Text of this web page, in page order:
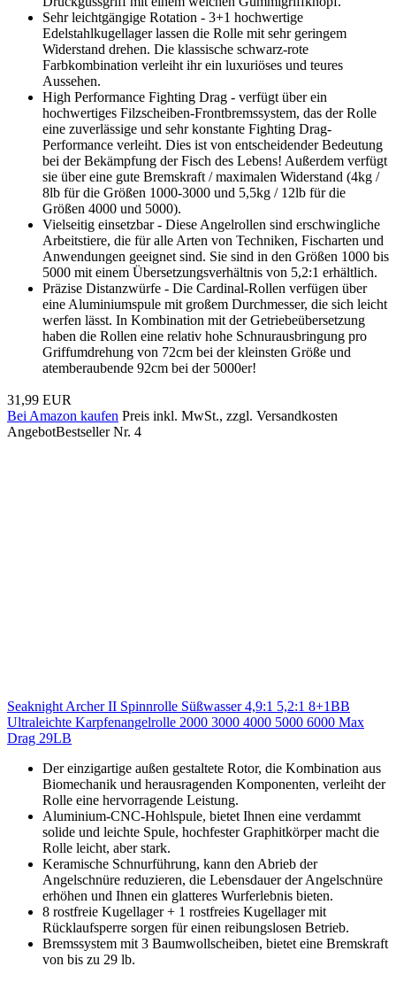
Sehr leichtgängige Rotation - 3+1 hochwertige
Edelstahlkugellager lassen die Rolle mit sehr geringem
Widerstand drehen. Die klassische schwarz-rote
Farbkombination verleiht ihr ein luxuriöses und teures
Aussehen.
High Performance Fighting Drag - verfügt über ein
hochwertiges Filzscheiben-Frontbremssystem, das der Rolle
eine zuverlässige und sehr konstante Fighting Drag-
Performance verleiht. Dies ist von entscheidender Bedeutung
bei der Bekämpfung der Fisch des Lebens! Außerdem verfügt
sie über eine gute Bremskraft / maximalen Widerstand (4kg /
8lb für die Größen 1000-3000 und 5,5kg / 12lb für die
Größen 4000 und 5000).
Vielseitig einsetzbar - Diese Angelrollen sind erschwingliche
Arbeitstiere, die für alle Arten von Techniken, Fischarten und
Anwendungen geeignet sind. Sie sind in den Größen 1000 bis
5000 mit einem Übersetzungsverhältnis von 5,2:1 erhältlich.
Präzise Distanzwürfe - Die Cardinal-Rollen verfügen über
eine Aluminiumspule mit großem Durchmesser, die sich leicht
werfen lässt. In Kombination mit der Getriebeübersetzung
haben die Rollen eine relativ hohe Schnurausbringung pro
Griffumdrehung von 72cm bei der kleinsten Größe und
atemberaubende 92cm bei der 5000er!
31,99 EUR
Bei Amazon kaufen Preis inkl. MwSt., zzgl. Versandkosten
AngebotBestseller Nr. 4
Seaknight Archer II Spinnrolle Süßwasser 4,9:1 5,2:1 8+1BB
Ultraleichte Karpfenangelrolle 2000 3000 4000 5000 6000 Max
Drag 29LB
Der einzigartige außen gestaltete Rotor, die Kombination aus
Biomechanik und herausragenden Komponenten, verleiht der
Rolle eine hervorragende Leistung.
Aluminium-CNC-Hohlspule, bietet Ihnen eine verdammt
solide und leichte Spule, hochfester Graphitkörper macht die
Rolle leicht, aber stark.
Keramische Schnurführung, kann den Abrieb der
Angelschnüre reduzieren, die Lebensdauer der Angelschnüre
erhöhen und Ihnen ein glatteres Wurferlebnis bieten.
8 rostfreie Kugellager + 1 rostfreies Kugellager mit
Rücklaufsperre sorgen für einen reibungslosen Betrieb.
Bremssystem mit 3 Baumwollscheiben, bietet eine Bremskraft
von bis zu 29 lb.